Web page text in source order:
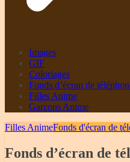
Images
GIF
Coloriages
Fonds d’écran de
Filles Anime
Garçons Anime
Filles AnimeFonds d'écran de
Fonds d’écran de